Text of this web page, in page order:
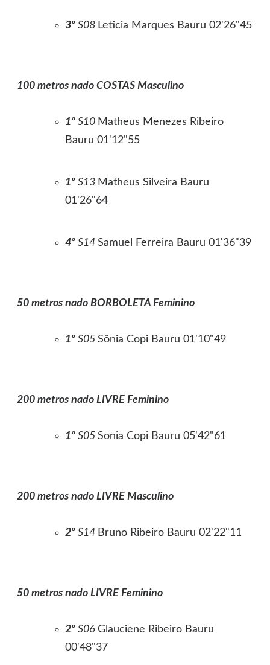
3ºS08 Leticia Marques Bauru 02'26"45
100 metros nado COSTAS Masculino
1ºS10 Matheus Menezes Ribeiro
Bauru 01'12"55
1ºS13 Matheus Silveira Bauru
01'26"64
4ºS14Samuel Ferreira Bauru 01'36"39
50 metros nado BORBOLETA Feminino
1ºS05Sônia Copi Bauru 01'10"49
200 metros nado LIVRE Feminino
1ºS05Sonia Copi Bauru 05'42"61
200 metros nado LIVRE Masculino
2ºS14 Bruno Ribeiro Bauru 02'22"11
50 metros nado LIVRE Feminino
2ºS06Glauciene Ribeiro Bauru
00'48"37